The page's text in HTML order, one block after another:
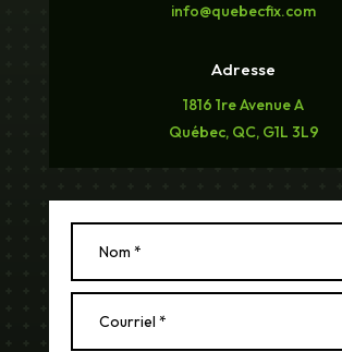
info@quebecfix.com
Adresse
1816 1re Avenue A
Québec, QC, G1L 3L9